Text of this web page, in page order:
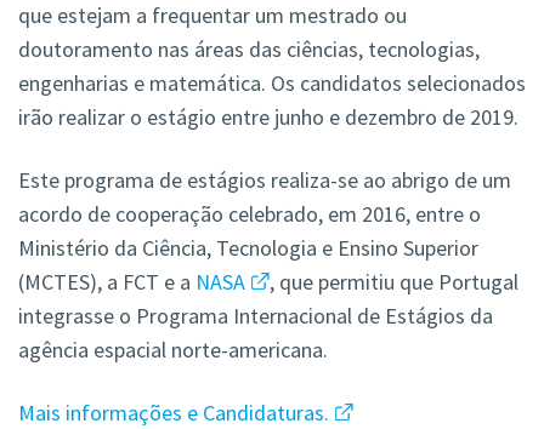
que estejam a frequentar um mestrado ou
doutoramento nas áreas das ciências, tecnologias,
engenharias e matemática. Os candidatos selecionados
irão realizar o estágio entre junho e dezembro de 2019.
Este programa de estágios realiza-se ao abrigo de um
acordo de cooperação celebrado, em 2016, entre o
Ministério da Ciência, Tecnologia e Ensino Superior
(MCTES), a FCT e a NASA
, que permitiu que Portugal
integrasse o Programa Internacional de Estágios da
agência espacial norte-americana.
Mais informações e Candidaturas.